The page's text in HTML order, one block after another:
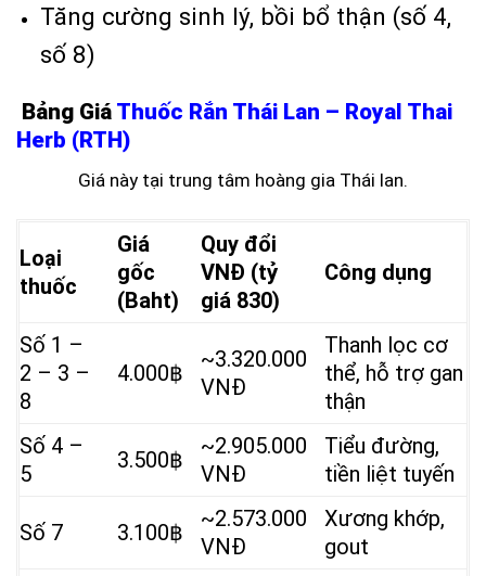
Tăng cường sinh lý, bồi bổ thận (số 4,
số 8)
Bảng Giá Thuốc Rắn Thái Lan – Royal Thai
Herb (RTH)
Giá này tại trung tâm hoàng gia Thái lan.
Loại
thuốc
Giá
gốc
(Baht)
Quy đổi
VNĐ (tỷ
giá 830)
Công dụng
Số 1 –
2 – 3 –
8
4.000฿
~3.320.000
VNĐ
Thanh lọc cơ
thể, hỗ trợ gan
thận
Số 4 –
5
3.500฿
~2.905.000
VNĐ
Tiểu đường,
tiền liệt tuyến
Số 7 3.100฿
~2.573.000
VNĐ
Xương khớp,
gout